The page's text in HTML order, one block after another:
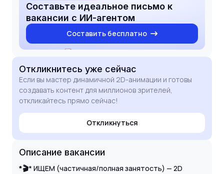
Составьте идеальное письмо к
вакансии с ИИ-агентом
Составить бесплатно
Откликнитесь уже сейчас
Если вы мастер динамичной 2D-анимации и готовы
создавать контент для миллионов зрителей,
откликайтесь прямо сейчас!
Откликнуться
Описание вакансии
*🎬* ИЩЕМ (частичная/полная занятость) — 2D